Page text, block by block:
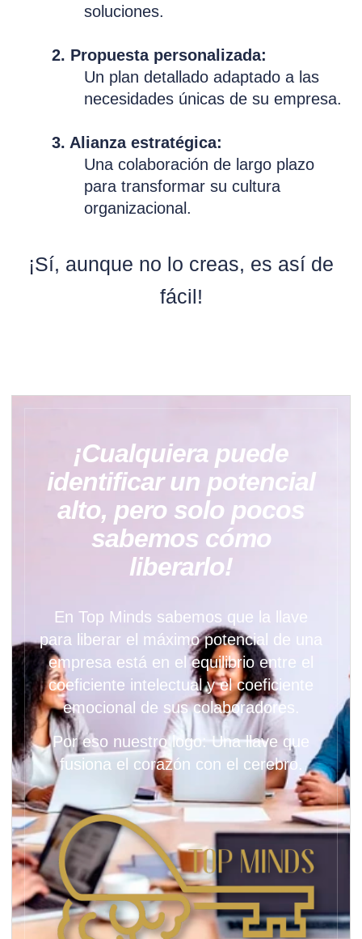
soluciones.
2. Propuesta personalizada:
Un plan detallado adaptado a las
necesidades únicas de su empresa.
3. Alianza estratégica:
Una colaboración de largo plazo
para transformar su cultura
organizacional.
¡Sí, aunque no lo creas, es así de
fácil!
¡Cualquiera puede
identificar un potencial
alto, pero solo pocos
sabemos cómo
liberarlo!
En Top Minds sabemos que la llave
para liberar el máximo potencial de una
empresa está en el equilibrio entre el
coeficiente intelectual y el coeficiente
emocional de sus colaboradores.
Por eso nuestro logo: Una llave que
fusiona el corazón con el cerebro.